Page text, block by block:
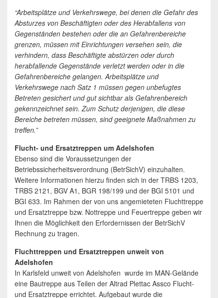
“Arbeitsplätze und Verkehrswege, bei denen die Gefahr des
Absturzes von Beschäftigten oder des Herabfallens von
Gegenständen bestehen oder die an Gefahrenbereiche
grenzen, müssen mit Einrichtungen versehen sein, die
verhindern, dass Beschäftigte abstürzen oder durch
herabfallende Gegenstände verletzt werden oder in die
Gefahrenbereiche gelangen. Arbeitsplätze und
Verkehrswege nach Satz 1 müssen gegen unbefugtes
Betreten gesichert und gut sichtbar als Gefahrenbereich
gekennzeichnet sein. Zum Schutz derjenigen, die diese
Bereiche betreten müssen, sind geeignete Maßnahmen zu
treffen.”
Flucht- und Ersatztreppen um Adelshofen
Ebenso sind die Voraussetzungen der
Betriebssicherheitsverordnung (BetrSichV) einzuhalten.
Weitere Informationen hierzu finden sich in der TRBS 1203,
TRBS 2121, BGV A1, BGR 198/199 und der BGI 5101 und
BGI 633. Im Rahmen der von uns angemieteten Fluchttreppe
und Ersatztreppe bzw. Nottreppe und Feuertreppe geben wir
Ihnen die Möglichkeit den Erfordernissen der BetrSichV
Rechnung zu tragen.
Fluchttreppen und Ersatztreppen unweit von
Adelshofen
In Karlsfeld unweit von Adelshofen wurde im MAN-Gelände
eine Bautreppe aus Teilen der Altrad Plettac Assco Flucht-
und Ersatztreppe errichtet. Aufgebaut wurde die